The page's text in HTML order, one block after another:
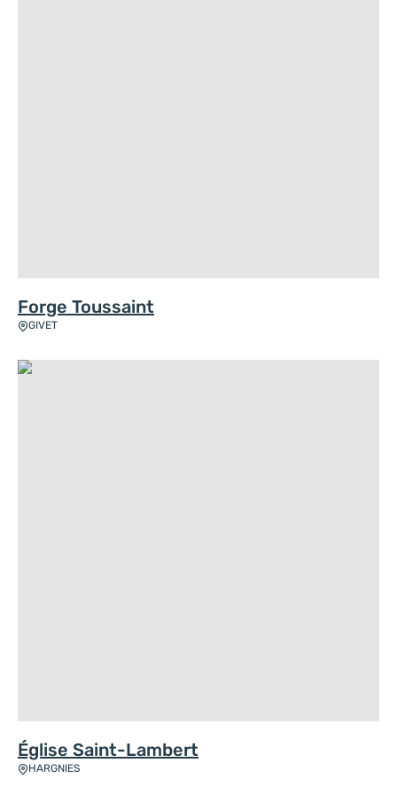
Forge Toussaint
GIVET
Église Saint-Lambert
HARGNIES
Église Saint-Lambert